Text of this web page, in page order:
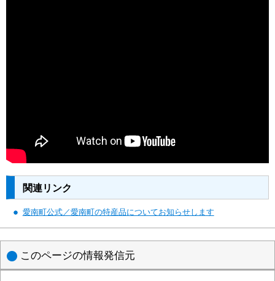
関連リンク
愛南町公式／愛南町の特産品についてお知らせします
このページの情報発信元